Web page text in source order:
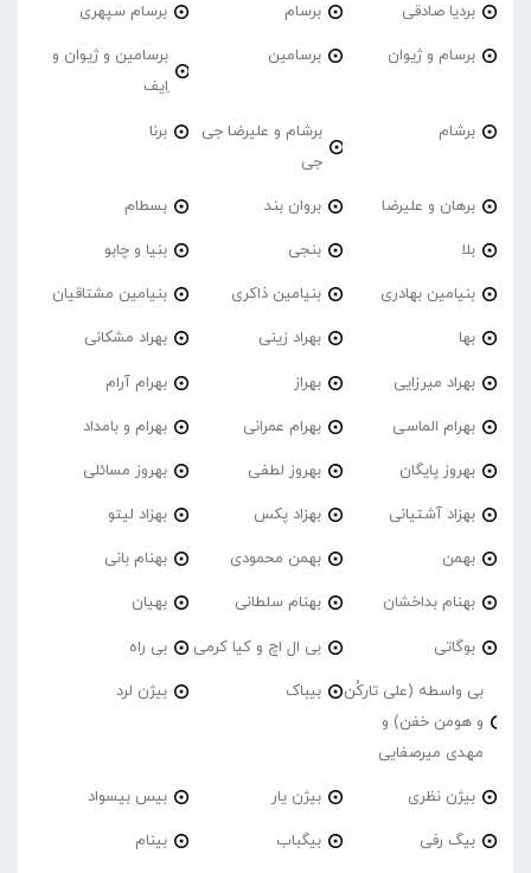
بردیا صادقی برسام برسام سپهری
برسام و ژیوان برسامین
برسامین و ژیوان و
اِیف
برشام
برشام و علیرضا جی
جی
برنا
برهان و علیرضا بروان بند بسطام
بلا بنجی بنیا و چابو
بنیامین بهادری بنیامین ذاکری بنیامین مشتاقیان
بها بهراد زینی بهراد مشکانی
بهراد میرزایی بهراز بهرام آرام
بهرام الماسی بهرام عمرانی بهرام و بامداد
بهروز پایگان بهروز لطفی بهروز مسائلی
بهزاد آشتیانی بهزاد پکس بهزاد لیتو
بهمن بهمن محمودی بهنام بانی
بهنام بداخشان بهنام سلطانی بهیان
بوگاتی بی ال اچ و کیا کرمی بی راه
بی واسطه (علی تارکُن
و هومن خفن) و
مهدی میرصفایی
بیباک بیژن لرد
بیژن نظری بیژن یار بیس بیسواد
بیگ رفی بیگباب بینام